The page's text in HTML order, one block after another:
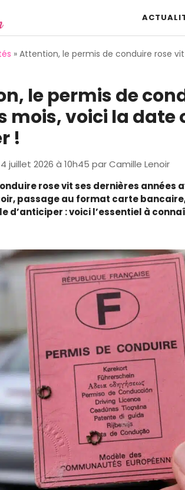
» Attention, le permis de conduire rose
le permis de
mois, voici la date
!
juillet 2026 à 10h45 parCamille Lenoir
rose vit ses dernières
passage au format carte
d’anticiper : voici l’essentiel à